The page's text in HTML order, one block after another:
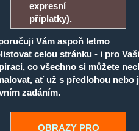
expresní
příplatky).
Vám aspoň letmo
celou stránku - i pro Vaši
co všechno si můžete
ať už s předlohou nebo
zadáním.
OBRAZY PRO